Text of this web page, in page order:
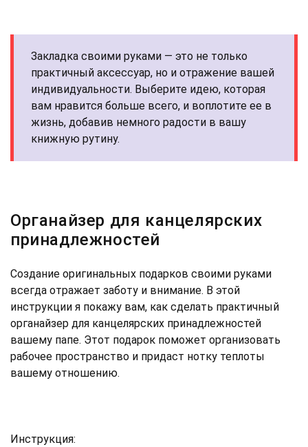
Закладка своими руками — это не только
практичный аксессуар, но и отражение вашей
индивидуальности. Выберите идею, которая
вам нравится больше всего, и воплотите ее в
жизнь, добавив немного радости в вашу
книжную рутину.
Органайзер для канцелярских
принадлежностей
Создание оригинальных подарков своими руками
всегда отражает заботу и внимание. В этой
инструкции я покажу вам, как сделать практичный
органайзер для канцелярских принадлежностей
вашему папе. Этот подарок поможет организовать
рабочее пространство и придаст нотку теплоты
вашему отношению.
Инструкция: